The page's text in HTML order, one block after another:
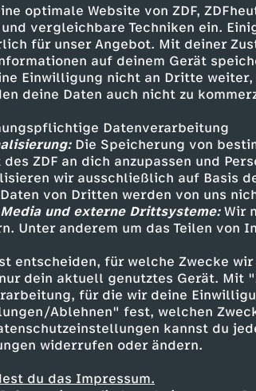
optimale Website von ZDF,
vergleichbare Techniken ein.
für unser Angebot. Mit deiner
auf deinem Gerät
Einwilligung nicht an Dritte
deine Daten auch nicht zu
Datenverarbeitung
Die Speicherung von
des ZDF an dich anzupassen und
wir ausschließlich auf Basis
von Dritten werden von uns
Media und externe Drittsysteme:Wir
Unter anderem um das Teilen von
entscheiden, für welche Zwecke
dein aktuell genutztes Gerät. Mit
für die wir deine
Ablehnen" fest, welchen
kannst du
widerrufen oder ändern.
du das Impressum.
Ähnliche Inhalte
Gesellschaft Reportage